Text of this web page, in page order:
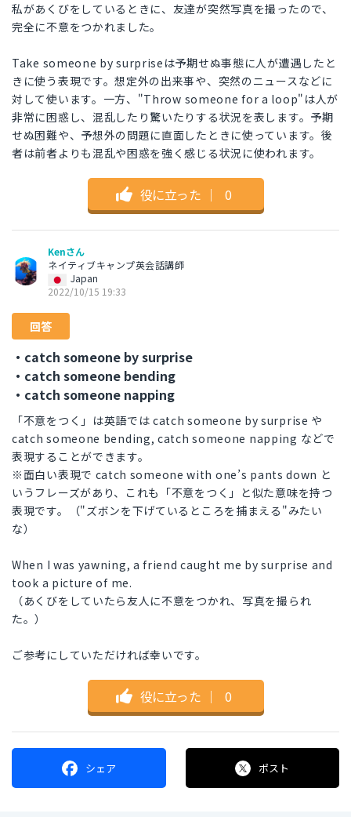
私があくびをしているときに、友達が突然写真を撮ったので、
完全に不意をつかれました。
Take someone by surpriseは予期せぬ事態に人が遭遇したと
きに使う表現です。想定外の出来事や、突然のニュースなどに
対して使います。一方、"Throw someone for a loop"は人が
非常に困惑し、混乱したり驚いたりする状況を表します。予期
せぬ困難や、予想外の問題に直面したときに使っています。後
者は前者よりも混乱や困惑を強く感じる状況に使われます。
役に立った ｜ 0
Kenさん
ネイティブキャンプ英会話講師
Japan
2022/10/15 19:33
回答
・catch someone by surprise
・catch someone bending
・catch someone napping
「不意をつく」は英語では catch someone by surprise や
catch someone bending, catch someone napping などで
表現することができます。
※面白い表現で catch someone with one’s pants down と
いうフレーズがあり、これも「不意をつく」と似た意味を持つ
表現です。（"ズボンを下げているところを捕まえる"みたい
な）
When I was yawning, a friend caught me by surprise and
took a picture of me.
（あくびをしていたら友人に不意をつかれ、写真を撮られ
た。）
ご参考にしていただければ幸いです。
役に立った ｜ 0
シェア ポスト